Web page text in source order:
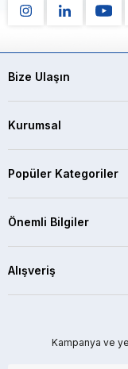
Bize Ulaşın
Kurumsal
Popüler Kategoriler
Önemli Bilgiler
Alışveriş
Kampanya ve